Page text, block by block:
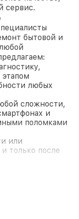
сервис.
бытовой и
любых
сложности,
и
поломками
или
только после
В случае